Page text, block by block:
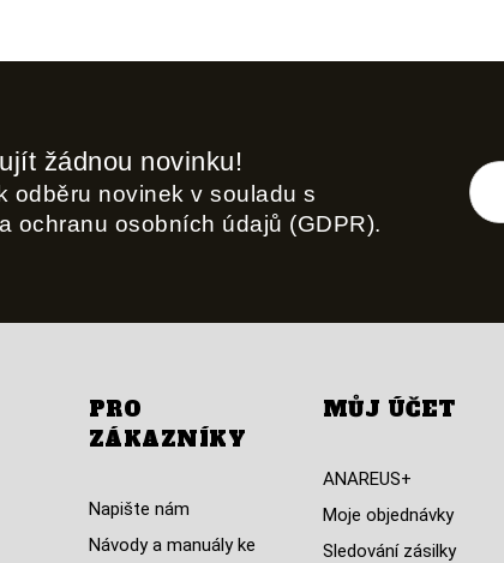
žádnou novinku!
odběru novinek v souladu s
ochranu osobních údajů (GDPR).
PRO
ZÁKAZNÍKY
Napište nám
Návody a manuály ke
MŮJ ÚČET
ANAREUS+
Moje objednávky
Sledování zásilky